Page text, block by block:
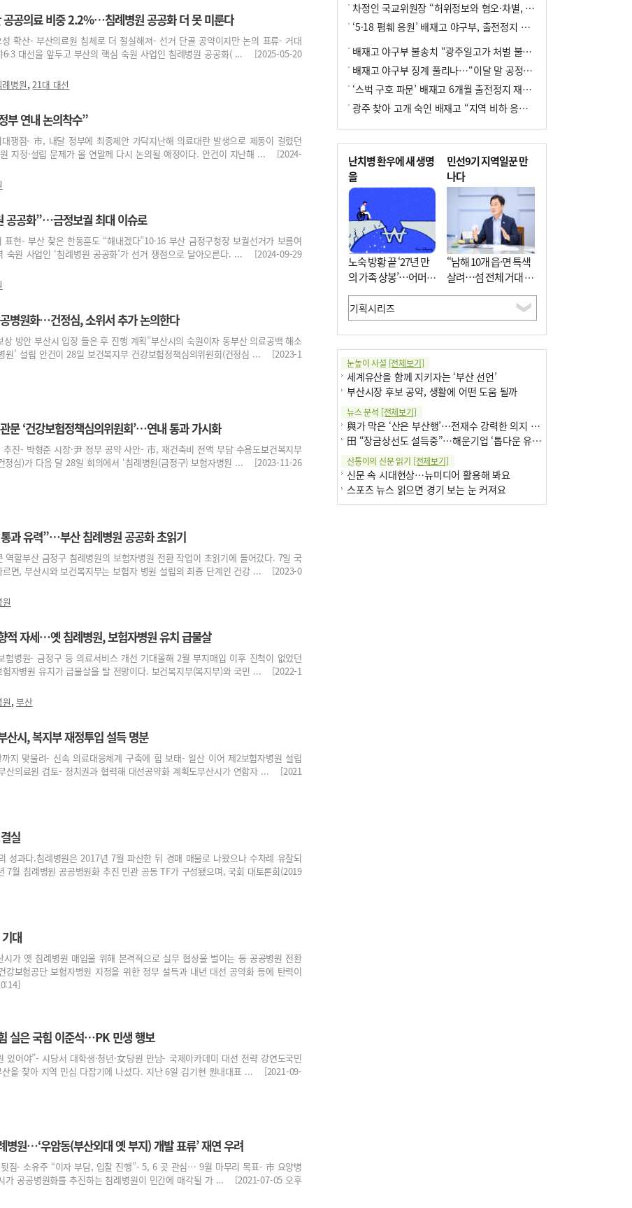
공의료 비중 2.2%…침례병원 공공화 더 못 미룬다
확산- 부산의료원 침체로 더 절실해져- 선거 단골 공약이지만 논의 표류- 거대
6·3 대선을 앞두고 부산의 핵심 숙원 사업인 침례병원 공공화( ... [2025-05-20
례병원,21대 대선
부 연내 논의착수”
쟁점- 市, 내달 정부에 최종제안 가닥지난해 의료대란 발생으로 제동이 걸렸던
지정·설립 문제가 올 연말께 다시 논의될 예정이다. 안건이 지난해 ... [2024-
공공화”…금정보궐 최대 이슈로
현- 부산 찾은 한동훈도 “해내겠다”10·16 부산 금정구청장 보궐선거가 보름여
숙원 사업인 ‘침례병원 공공화’가 선거 쟁점으로 달아오른다. ... [2024-09-29
병원화…건정심, 소위서 추가 논의한다
방안 부산시 입장 들은 후 진행 계획”부산시의 숙원이자 동부산 의료공백 해소
원’ 설립 안건이 28일 보건복지부 건강보험정책심의위원회(건정심 ... [2023-1
문 ‘건강보험정책심의위원회’…연내 통과 가시화
진- 박형준 시장·尹 정부 공약 사안- 市, 재건축비 전액 부담 수용도보건복지부
정심)가 다음 달 28일 회의에서 ‘침례병원(금정구) 보험자병원 ... [2023-11-26
과 유력”…부산 침례병원 공공화 초읽기
역할부산 금정구 침례병원의 보험자병원 전환 작업이 초읽기에 들어갔다. 7일 국
르면, 부산시와 보건복지부는 보험자 병원 설립의 최종 단계인 건강 ... [2023-0
적 자세…옛 침례병원, 보험자병원 유치 급물살
병원- 금정구 등 의료서비스 개선 기대올해 2월 부지매입 이후 진척이 없었던
험자병원 유치가 급물살을 탈 전망이다. 보건복지부(복지부)와 국민 ... [2022-1
,부산
산시, 복지부 재정투입 설득 명분
지 맞물려- 신속 의료대응체계 구축에 힘 보태- 일산 이어 제2보험자병원 설립
산의료원 검토- 정치권과 협력해 대선공약화 계획도부산시가 연합자 ... [2021
실
성과다.침례병원은 2017년 7월 파산한 뒤 경매 매물로 나왔으나 수차례 유찰되
월 침례병원 공공병원화 추진 민관 공동 TF가 구성됐으며, 국회 대토론회(2019
대
가 옛 침례병원 매입을 위해 본격적으로 실무 협상을 벌이는 등 공공병원 전환
보험공단 보험자병원 지정을 위한 정부 설득과 내년 대선 공약화 등에 탄력이
실은 국힘 이준석…PK 민생 행보
있어야”- 시당서 대학생·청년·女당원 만남- 국제아카데미 대선 전략 강연도국민
산을 찾아 지역 민심 다잡기에 나섰다. 지난 6일 김기현 원내대표 ... [2021-09-
병원…‘우암동(부산외대 옛 부지) 개발 표류’ 재연 우려
짐- 소유주 “이자 부담, 입찰 진행”- 5, 6 곳 관심… 9월 마무리 목표- 市 요양병
가 공공병원화를 추진하는 침례병원이 민간에 매각될 가 ... [2021-07-05 오후
차정인 국교위원장 “허위정보와 혐오·차별, 학교 교실까지 유입"
‘5·18 폄훼 응원’ 배재고 야구부, 출전정지 6개월→1개월 감경
배재고 야구부 불송치 “광주일고가 처벌 불원 의사 표해”
배재고 야구부 징계 풀리나…“이달 말 공정위서 재심의”
‘스벅 구호 파문’ 배재고 6개월 출전정지 재심 신청키로
광주 찾아 고개 숙인 배재고 “지역 비하 응원 잘못”(종합)
난치병 환우에 새 생명
을
노숙 방황 끝 ‘27년 만
의 가족 상봉’…어머니
와 행복 꿈꿔
민선9기 지역일꾼 만
나다
“남해 10개 읍·면 특색
살려…섬 전체 거대 정
원으로 조성”
눈높이 사설 [전체보기]
세계유산을 함께 지키자는 ‘부산 선언’
부산시장 후보 공약, 생활에 어떤 도움 될까
뉴스 분석 [전체보기]
與가 막은 ‘산은 부산행’…전재수 강력한 의지 표명 없인 공염불
田 “장금상선도 설득중”…해운기업 ‘톱다운 유치전’ 가속
신통이의 신문 읽기 [전체보기]
신문 속 시대현상…뉴미디어 활용해 봐요
스포츠 뉴스 읽으면 경기 보는 눈 커져요